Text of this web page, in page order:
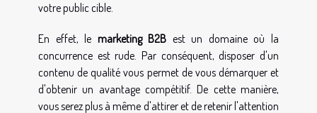
votre public cible.
En effet, le marketing B2B est un domaine où la
concurrence est rude. Par conséquent, disposer d'un
contenu de qualité vous permet de vous démarquer et
d'obtenir un avantage compétitif. De cette manière,
vous serez plus à même d'attirer et de retenir l'attention